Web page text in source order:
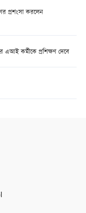
প্রশংসা করলেন
কর্মীকে প্রশিক্ষণ দেবে